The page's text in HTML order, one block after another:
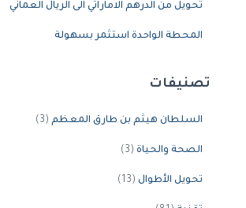
تحويل من الدرهم الاماراتي الى الريال العماني
المحطة الواحدة استثمر بسهولة
تصنيفات
السلطان هيثم بن طارق المعظم (3)
الصحة والحياة (3)
تحويل الأطوال (13)